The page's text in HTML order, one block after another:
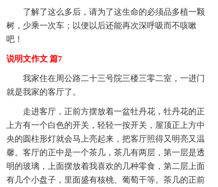
了解了这么多后，请为了这生命的必须品多植一颗
树，少乘一次车；以便以后还能再次深呼吸而不咳嗽
吧！
说明文作文 篇7
我家住在周公路二十三号院三楼三零二室，一进门
就是我家的客厅了。
走进客厅，正前方摆放着一盆牡丹花，牡丹花的正
上方有一个白色的开关，轻轻一按开关，屋顶正上方中
央的圆柱形灯就会马上亮起来，把客厅照得又明亮又温
馨。客厅的正中是一个茶几，茶几有两层，第一层是透
明的玻璃，上面摆放着我喜欢的几种零食，第二层上面
有几个小盘子，里面盛有核桃、葡萄干等。茶几的正前